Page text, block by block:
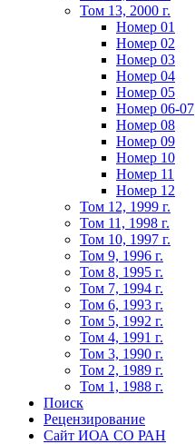
Том 13, 2000 г.
Номер 01
Номер 02
Номер 03
Номер 04
Номер 05
Номер 06-07
Номер 08
Номер 09
Номер 10
Номер 11
Номер 12
Том 12, 1999 г.
Том 11, 1998 г.
Том 10, 1997 г.
Том 9, 1996 г.
Том 8, 1995 г.
Том 7, 1994 г.
Том 6, 1993 г.
Том 5, 1992 г.
Том 4, 1991 г.
Том 3, 1990 г.
Том 2, 1989 г.
Том 1, 1988 г.
Поиск
Рецензирование
Сайт ИОА СО РАН